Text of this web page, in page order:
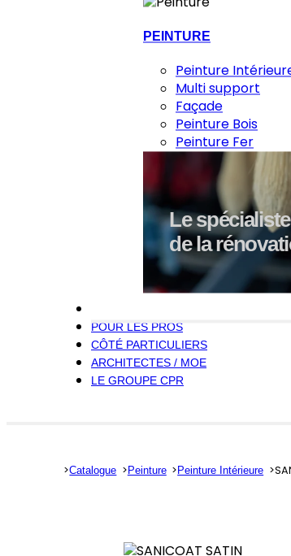
PEINTURE
Peinture
Multi support
Façade
Peinture Bois
Peinture Fer
Le spécialiste
de la
POUR LES PROS
CÔTÉ PARTICULIERS
ARCHITECTES / MOE
LE GROUPE CPR
Catalogue Peinture Peinture Intérieure